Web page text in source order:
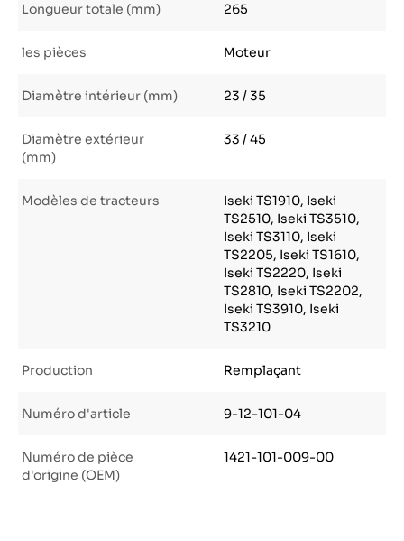
Longueur totale (mm) 265
les pièces Moteur
Diamètre intérieur (mm) 23 / 35
Diamètre extérieur
(mm)
33 / 45
Modèles de tracteurs
Iseki TS1910, Iseki
TS2510, Iseki TS3510,
Iseki TS3110, Iseki
TS2205, Iseki TS1610,
Iseki TS2220, Iseki
TS2810, Iseki TS2202,
Iseki TS3910, Iseki
TS3210
Production Remplaçant
Numéro d'article 9-12-101-04
Numéro de pièce
d'origine (OEM)
1421-101-009-00